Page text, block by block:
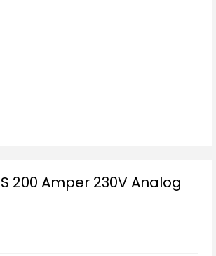
200 Amper 230V Analog